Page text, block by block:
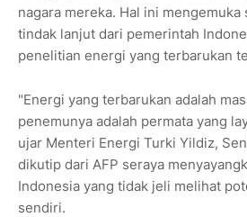
nagara mereka. Hal ini mengemuka
tindak lanjut dari pemerintah
penelitian energi yang terbarukan
"Energi yang terbarukan adalah
penemunya adalah permata yang
ujar Menteri Energi Turki Yildiz,
dikutip dari AFP seraya
Indonesia yang tidak jeli melihat
sendiri.